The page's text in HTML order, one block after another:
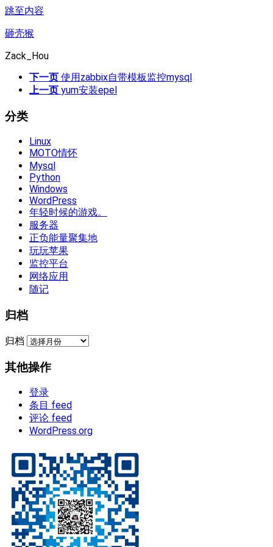
跳至内容
砸壳猴
Zack_Hou
下一页 使用zabbix自带模板监控mysql
上一页 yum安装epel
分类
Linux
MOTO情怀
Mysql
Python
Windows
WordPress
年轻时候的游戏。
服务器
正负能量聚集地
玩玩苹果
监控平台
网络应用
随记
归档
归档
其他操作
登录
条目 feed
评论 feed
WordPress.org